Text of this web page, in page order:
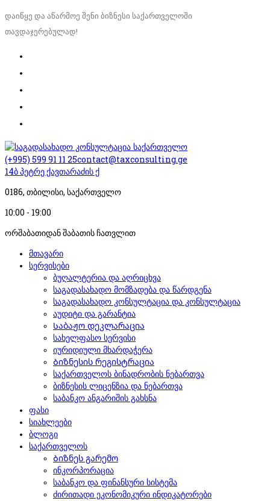
დაიწყე და აწარმოე შენი ბიზნესი საქართველოში
თავდაჯერებულად!
(+995) 599 91 11 25contact@taxconsulting.ge
14ბ პეტრე ქავთარაძის ქ
0186, თბილისი, საქართველო
10:00 - 19:00
ორშაბათიდან შაბათის ჩათვლით
მთავარი
სერვისები
ბუღალტერია და აღრიცხვა
საგადასახადო მომზადება და წარდგენა
საგადასახადო კონსულტაცია და კონსულტაცია
აუდიტი და გარანტია
Საბაჟო დეკლარაცია
სახელფასო სერვისი
იურიდიული მხარდაჭერა
Ბიზნესის რეგისტრაცია
საქართველოს ბინადრობის ნებართვა
ბიზნესის ლიცენზია და ნებართვა
საბანკო ანგარიშის გახსნა
ფასი
სიახლეები
ბლოგი
საქართველოს
Ბიზნეს გარემო
ინკორპორაცია
საბანკო და ფინანსური სისტემა
ძირითადი ეკონომიკური ინდიკატორები